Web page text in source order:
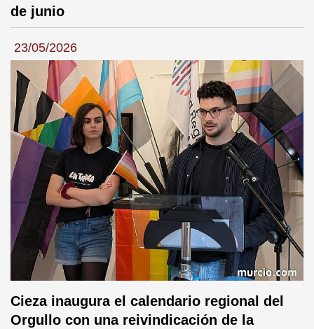
de junio
23/05/2026
Cieza inaugura el calendario regional del
Orgullo con una reivindicación de la